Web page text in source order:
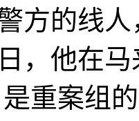
的线人
，他在
是重案组